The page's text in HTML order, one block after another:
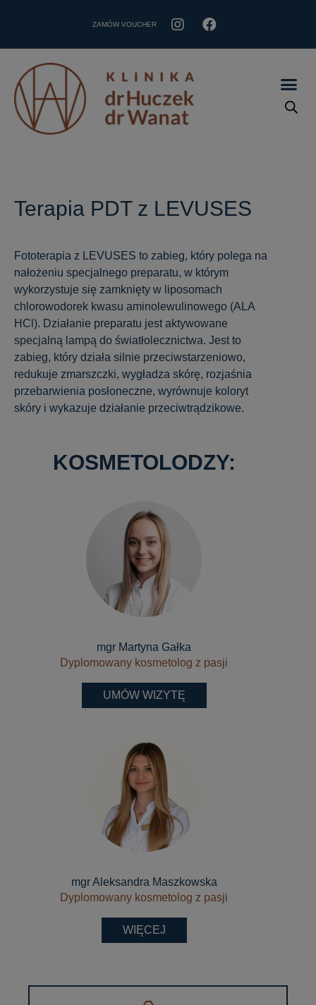
ZAMÓW VOUCHER
Terapia PDT z LEVUSES
Fototerapia z LEVUSES to zabieg, który polega na
nałożeniu specjalnego preparatu, w którym
wykorzystuje się zamknięty w liposomach
chlorowodorek kwasu aminolewulinowego (ALA
HCl). Działanie preparatu jest aktywowane
specjalną lampą do światłolecznictwa. Jest to
zabieg, który działa silnie przeciwstarzeniowo,
redukuje zmarszczki, wygładza skórę, rozjaśnia
przebarwienia posłoneczne, wyrównuje koloryt
skóry i wykazuje działanie przeciwtrądzikowe.
KOSMETOLODZY:
mgr Martyna Gałka
Dyplomowany kosmetolog z pasji
UMÓW WIZYTĘ
mgr Aleksandra Maszkowska
Dyplomowany kosmetolog z pasji
WIĘCEJ